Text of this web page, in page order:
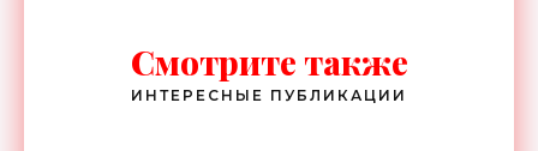
Смотрите также
ИНТЕРЕСНЫЕ ПУБЛИКАЦИИ